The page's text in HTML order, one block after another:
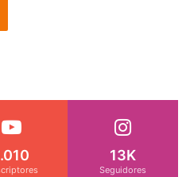
13K
Seguidores